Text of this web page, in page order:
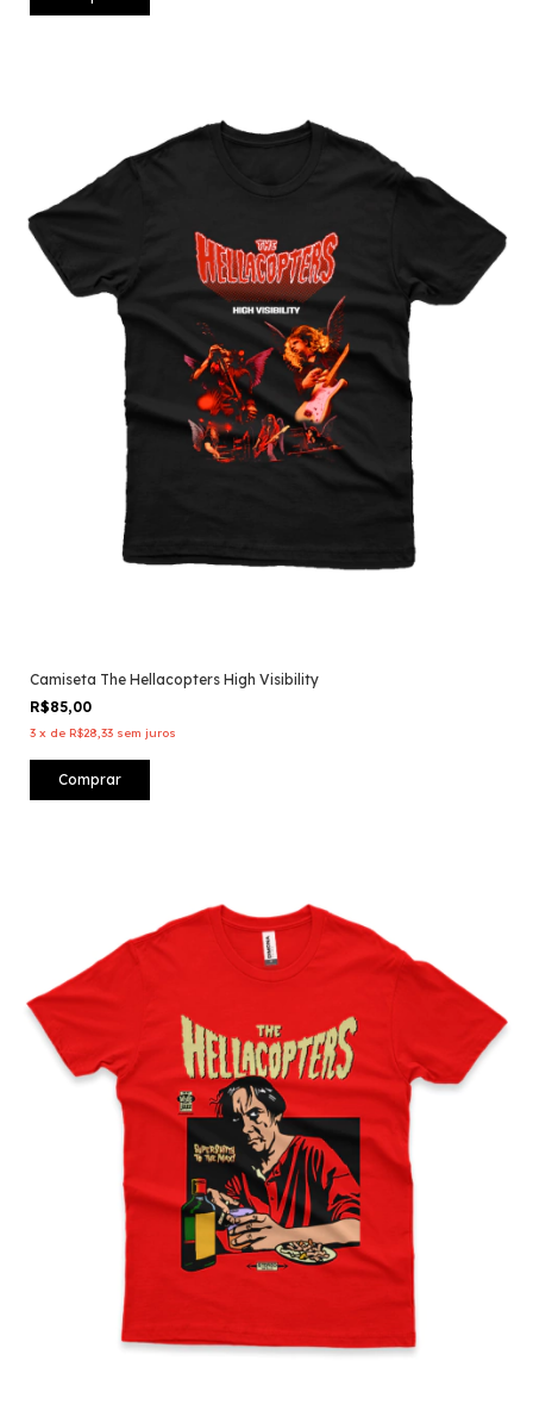
Camiseta The Hellacopters High Visibility
R$85,00
3 x de R$28,33 sem juros
Comprar